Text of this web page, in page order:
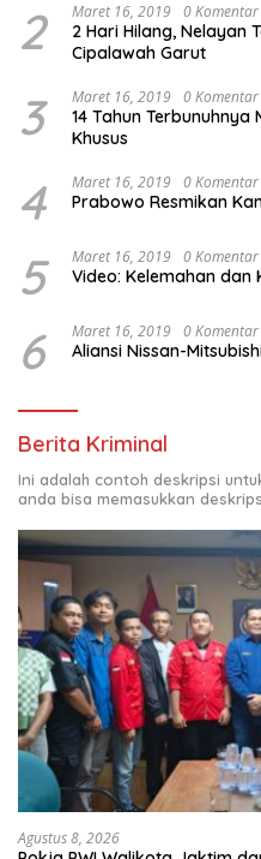
2 Maret 16, 2019 0 Komentar
2 Hari Hilang, Nelayan
Cipalawah Garut
3 Maret 16, 2019 0 Komentar
14 Tahun Terbunuhnya
Khusus
4 Maret 16, 2019 0 Komentar
Prabowo Resmikan
5 Maret 16, 2019 0 Komentar
Video: Kelemahan dan
6 Maret 16, 2019 0 Komentar
Aliansi Nissan-
Berita Kriminal
Ini adalah contoh deskripsi
anda bisa memasukkan
Agustus 8, 2026